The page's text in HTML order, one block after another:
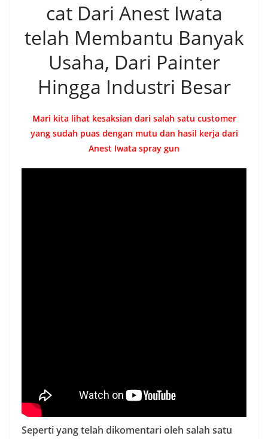
cat Dari Anest Iwata
telah Membantu Banyak
Usaha, Dari Painter
Hingga Industri Besar
Mari kita lihat kesaksian dari salah satu customer
yang sudah puas dengan mutu dan hasil kerja dari
Anest Iwata spray gun
Seperti yang telah dikomentari oleh salah satu